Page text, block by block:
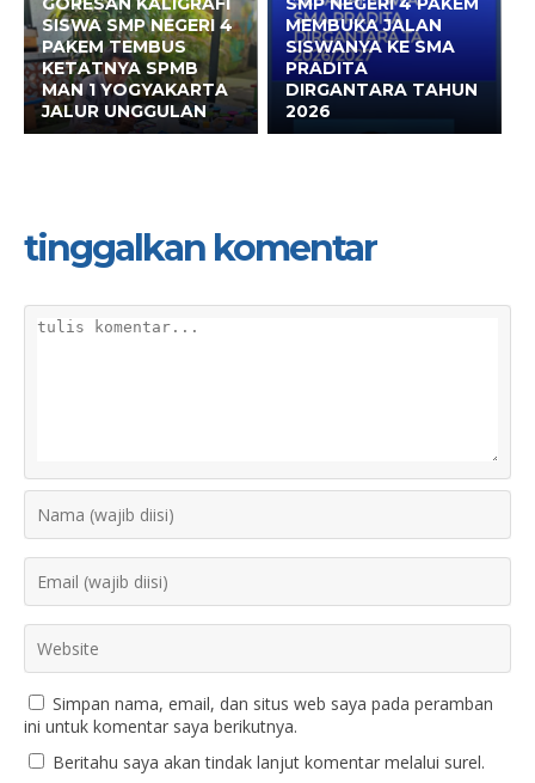
SISWA SMP NEGERI 4
PAKEM TEMBUS
KETATNYA SPMB
MAN 1 YOGYAKARTA
JALUR UNGGULAN
MEMBUKA JALAN
SISWANYA KE SMA
PRADITA
DIRGANTARA TAHUN
2026
tinggalkan komentar
Simpan nama, email, dan situs web saya pada peramban
ini untuk komentar saya berikutnya.
Beritahu saya akan tindak lanjut komentar melalui surel.